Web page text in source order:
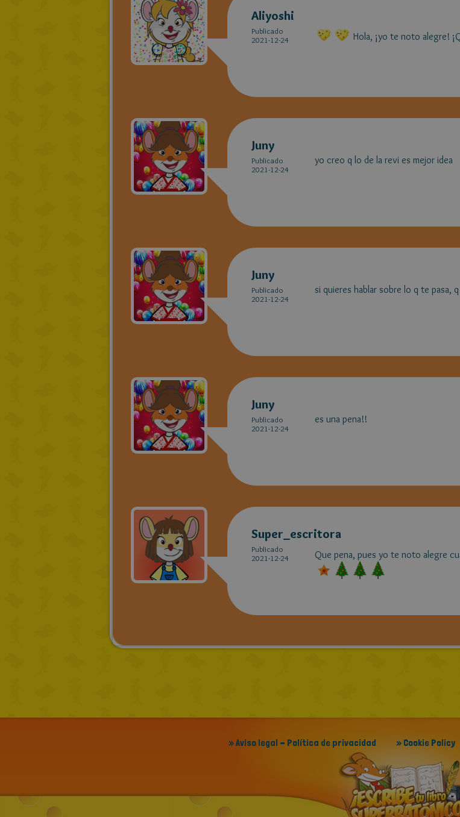
Aliyoshi
Publicado
2021-12-24
Hola, ¡yo te noto alegre!
Juny
Publicado
2021-12-24
yo creo q lo de la revi es mejor idea
Juny
Publicado
2021-12-24
si quieres hablar sobre lo q te pasa,
Juny
Publicado
2021-12-24
es una pena!!
Super_escritora
Publicado
2021-12-24
Que pena, pues yo te noto alegre
» Aviso legal - Política de privacidad » Cookie Policy